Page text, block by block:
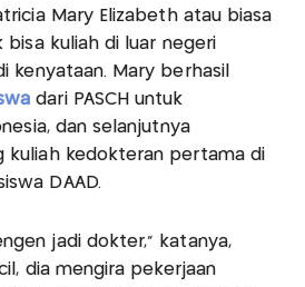
Mary Elizabeth atau biasa
bisa kuliah di luar negeri
kenyataan. Mary berhasil
dari PASCH untuk
dan selanjutnya
kuliah kedokteran pertama di
DAAD.
jadi dokter," katanya,
dia mengira pekerjaan